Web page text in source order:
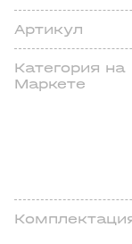
Артикул
Категория на
Маркете